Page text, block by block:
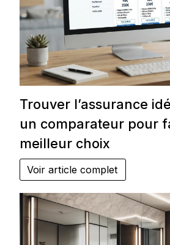
Trouver l’assurance
un comparateur pour
meilleur choix
Voir article complet